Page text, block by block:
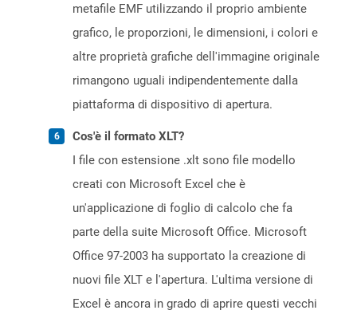
metafile EMF utilizzando il proprio ambiente
grafico, le proporzioni, le dimensioni, i colori e
altre proprietà grafiche dell'immagine originale
rimangono uguali indipendentemente dalla
piattaforma di dispositivo di apertura.
Cos'è il formato XLT?
I file con estensione .xlt sono file modello
creati con Microsoft Excel che è
un'applicazione di foglio di calcolo che fa
parte della suite Microsoft Office. Microsoft
Office 97-2003 ha supportato la creazione di
nuovi file XLT e l'apertura. L'ultima versione di
Excel è ancora in grado di aprire questi vecchi